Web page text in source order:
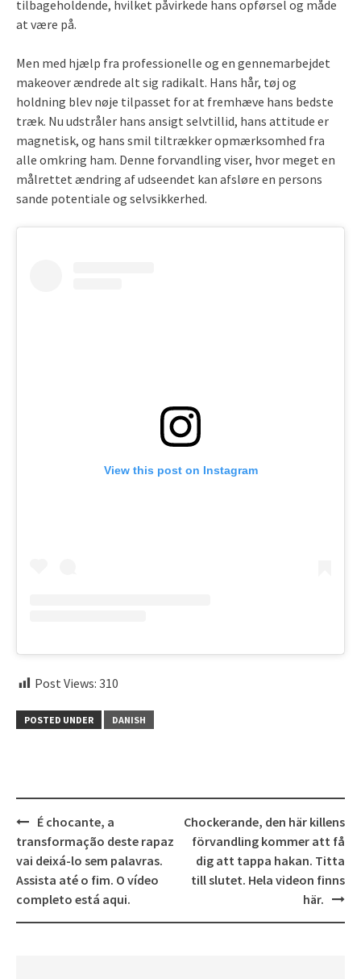
tilbageholdende, hvilket påvirkede hans opførsel og måde
at være på.
Men med hjælp fra professionelle og en gennemarbejdet
makeover ændrede alt sig radikalt. Hans hår, tøj og
holdning blev nøje tilpasset for at fremhæve hans bedste
træk. Nu udstråler hans ansigt selvtillid, hans attitude er
magnetisk, og hans smil tiltrækker opmærksomhed fra
alle omkring ham. Denne forvandling viser, hvor meget en
målrettet ændring af udseendet kan afsløre en persons
sande potentiale og selvsikkerhed.
View this post on Instagram
Post Views: 310
POSTED UNDER DANISH
Post
navigation
É chocante, a
transformação deste rapaz
vai deixá-lo sem palavras.
Assista até o fim. O vídeo
completo está aqui.
Chockerande, den här killens
förvandling kommer att få
dig att tappa hakan. Titta
till slutet. Hela videon finns
här.